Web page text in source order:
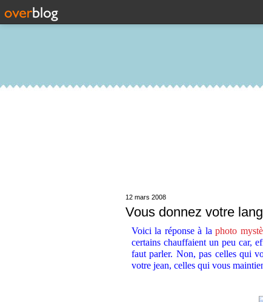
12 mars 2008
Vous donnez votre
Voici la réponse à laphoto
certains chauffaient un peu car,
faut parler. Non, pas celles qui
votre jean, celles qui vous